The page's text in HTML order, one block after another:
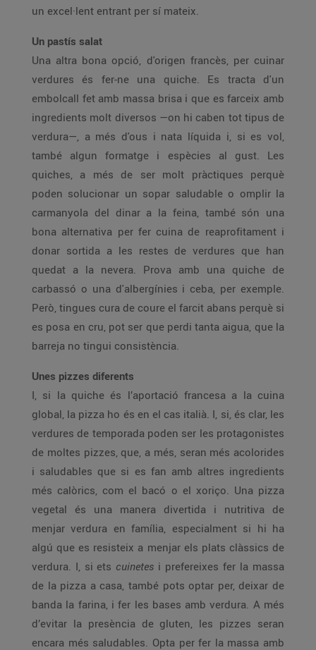
un excel·lent entrant per sí mateix.
Un pastís salat
Una altra bona opció, d'origen francès, per cuinar
verdures és fer-ne una quiche. Es tracta d'un
embolcall fet amb massa brisa i que es farceix amb
ingredients molt diversos —on hi caben tot tipus de
verdura—, a més d'ous i nata líquida i, si es vol,
també algun formatge i espècies al gust. Les
quiches, a més de ser molt pràctiques perquè
poden solucionar un sopar saludable o omplir la
carmanyola del dinar a la feina, també són una
bona alternativa per fer cuina de reaprofitament i
donar sortida a les restes de verdures que han
quedat a la nevera. Prova amb una quiche de
carbassó o una d'albergínies i ceba, per exemple.
Però, tingues cura de coure el farcit abans perquè si
es posa en cru, pot ser que perdi tanta aigua, que la
barreja no tingui consistència.
Unes pizzes diferents
I, si la quiche és l’aportació francesa a la cuina
global, la pizza ho és en el cas italià. I, si, és clar, les
verdures de temporada poden ser les protagonistes
de moltes pizzes, que, a més, seran més acolorides
i saludables que si es fan amb altres ingredients
més calòrics, com el bacó o el xoriço. Una pizza
vegetal és una manera divertida i nutritiva de
menjar verdura en família, especialment si hi ha
algú que es resisteix a menjar els plats clàssics de
verdura. I, si ets cuinetes i prefereixes fer la massa
de la pizza a casa, també pots optar per, deixar de
banda la farina, i fer les bases amb verdura. A més
d’evitar la presència de gluten, les pizzes seran
encara més saludables. Opta per fer la massa amb